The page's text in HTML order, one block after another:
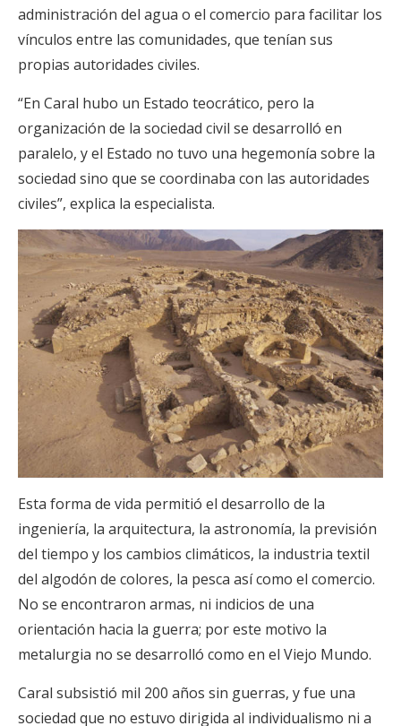
administración del agua o el comercio para facilitar los
vínculos entre las comunidades, que tenían sus
propias autoridades civiles.
“En Caral hubo un Estado teocrático, pero la
organización de la sociedad civil se desarrolló en
paralelo, y el Estado no tuvo una hegemonía sobre la
sociedad sino que se coordinaba con las autoridades
civiles”, explica la especialista.
Esta forma de vida permitió el desarrollo de la
ingeniería, la arquitectura, la astronomía, la previsión
del tiempo y los cambios climáticos, la industria textil
del algodón de colores, la pesca así como el comercio.
No se encontraron armas, ni indicios de una
orientación hacia la guerra; por este motivo la
metalurgia no se desarrolló como en el Viejo Mundo.
Caral subsistió mil 200 años sin guerras, y fue una
sociedad que no estuvo dirigida al individualismo ni a